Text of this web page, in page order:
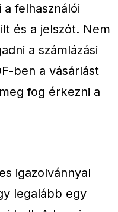
felhasználói
és a jelszót. Nem
a számlázási
ben a vásárlást
fog érkezni a
igazolvánnyal
legalább egy